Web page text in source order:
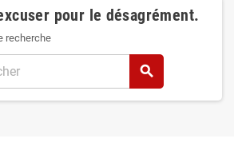
pour le désagrément.
recherche
search